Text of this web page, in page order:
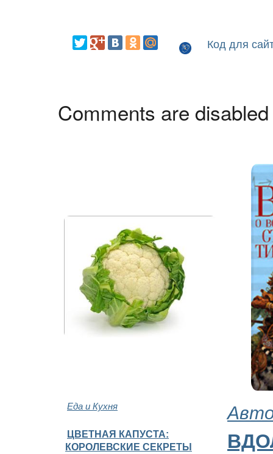
Код для
Comments are disabled
Еда и Кухня
ЦВЕТНАЯ КАПУСТА:
КОРОЛЕВСКИЕ СЕКРЕТЫ